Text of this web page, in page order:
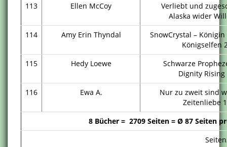
113
Ellen McCoy
Verliebt und
Alaska wider
114
Amy Erin Thyndal
SnowCrystal –
Königselfen
115
Hedy Loewe
Schwarze
Dignity Rising
116
Ewa A.
Nur zu zweit sind
Zeitenliebe 1
8 Bücher = 2709 Seiten = Ø 87 Seiten